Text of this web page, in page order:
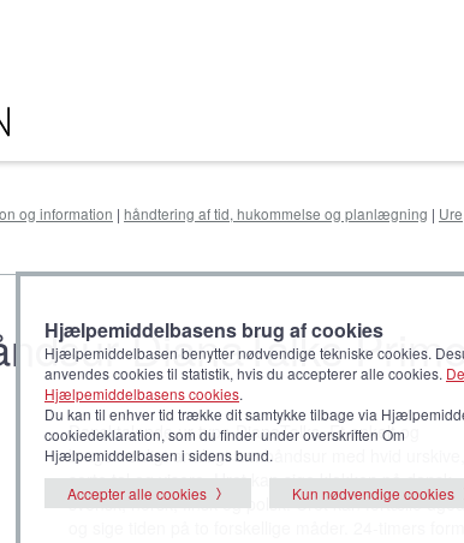
og information | håndtering af tid, hukommelse og planlægning | Ure
DianaTalks
Dansktalende ur type DianaTalks. Et enkelt og
brugervenligt analogt armbåndsur med hvid urskive,
sorte tal og visere. Uret kan sige klokken på dansk,
svensk, norsk, finsk og polsk. Uret kan fortælle
Hjælpemiddelbasens brug af cookies
Hjælpemiddelbasen benytter nødvendige tekniske cookies.
anvendes cookies til statistik, hvis du accepterer alle cookies.
Hjælpemiddelbasens cookies.
Du kan til enhver tid trække dit samtykke tilbage via
cookiedeklaration, som du finder under overskriften Om
Hjælpemiddelbasen i sidens bund.
Accepter alle cookies
Kun nødvendige cookies